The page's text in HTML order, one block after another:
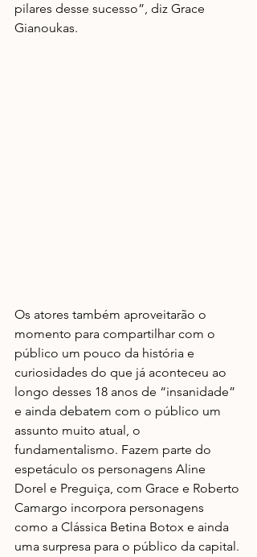
pilares desse sucesso”, diz Grace
Gianoukas.
Os atores também aproveitarão o
momento para compartilhar com o
público um pouco da história e
curiosidades do que já aconteceu ao
longo desses 18 anos de “insanidade”
e ainda debatem com o público um
assunto muito atual, o
fundamentalismo. Fazem parte do
espetáculo os personagens Aline
Dorel e Preguiça, com Grace e Roberto
Camargo incorpora personagens
como a Clássica Betina Botox e ainda
uma surpresa para o público da capital.